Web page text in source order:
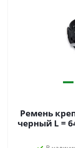
Ремень
черный L =